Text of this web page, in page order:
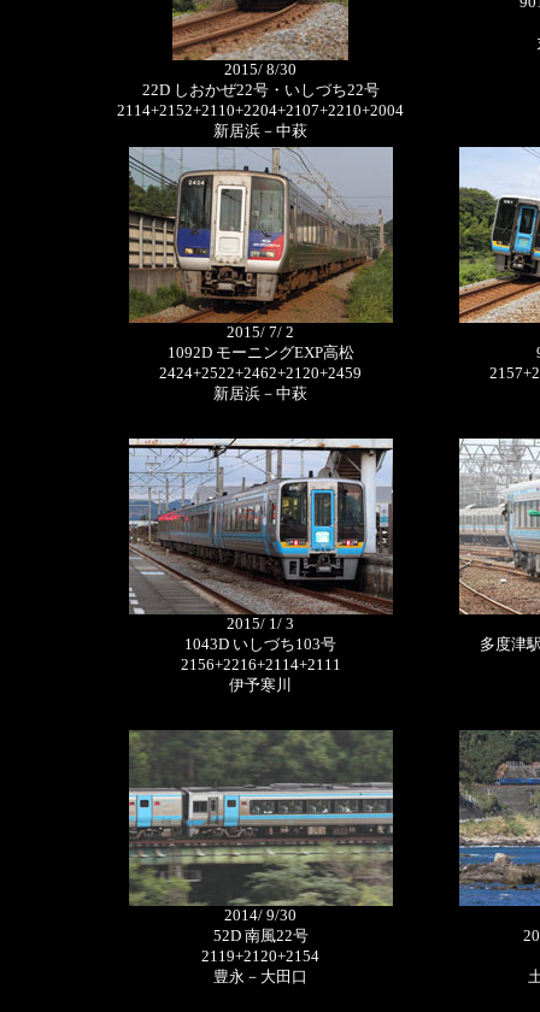
2015/ 8/30
22D しおかぜ22号・いしづち22号
2114+2152+2110+2204+2107+2210+2004
新居浜－中萩
2015/ 7/ 2
1092D モーニングEXP高松
2424+2522+2462+2120+2459
新居浜－中萩
2015/ 1/ 3
1043D いしづち103号
2156+2216+2114+2111
伊予寒川
多度津
2014/ 9/30
52D 南風22号
2119+2120+2154
豊永－大田口